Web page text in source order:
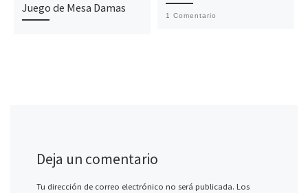
Juego de Mesa Damas
1 Comentario
Deja un comentario
Tu dirección de correo electrónico no será publicada. Los